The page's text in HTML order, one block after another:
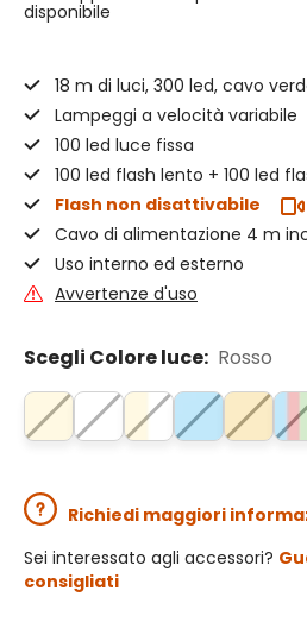
disponibile
18 m di luci, 300 led, cavo
Lampeggi a velocità variabile
100 led luce fissa
100 led flash lento + 100 led
Flash non disattivabile
Cavo di alimentazione 4 m
Uso interno ed esterno
Avvertenze d'uso
Scegli Colore luce: Rosso
Richiedi maggiori
Sei interessato agli accessori?
consigliati